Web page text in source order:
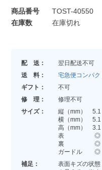
商品番号
TOST-40550
在庫数
在庫切れ
配 送：
翌日配送不可
送 料：
宅急便コンパク
ギフト：
不可
修 理：
修理不可
サイズ：
縦（mm） 5.1
横（mm） 5.1
高（mm） 3.1
表 ◎
裏 ◎
ガードル ◎
補足：
表面キズの状